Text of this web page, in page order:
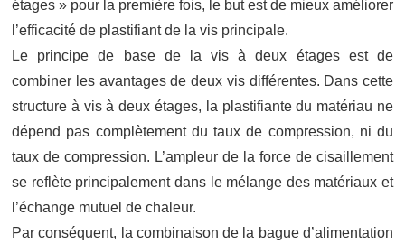
étages » pour la première fois, le but est de mieux améliorer
l’efficacité de plastifiant de la vis principale.
Le principe de base de la vis à deux étages est de
combiner les avantages de deux vis différentes. Dans cette
structure à vis à deux étages, la plastifiante du matériau ne
dépend pas complètement du taux de compression, ni du
taux de compression. L’ampleur de la force de cisaillement
se reflète principalement dans le mélange des matériaux et
l’échange mutuel de chaleur.
Par conséquent, la combinaison de la bague d’alimentation